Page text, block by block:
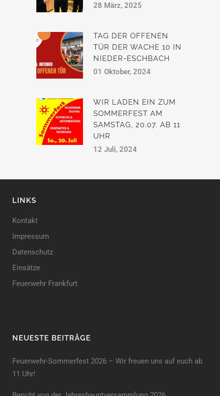
28 März, 2025
TAG DER OFFENEN
TÜR DER WACHE 10 IN
NIEDER-ESCHBACH
01 Oktober, 2024
WIR LADEN EIN ZUM
SOMMERFEST AM
SAMSTAG, 20.07. AB 11
UHR
12 Juli, 2024
LINKS
Kontakt
Impressum
Datenschutz
Einsätze
Feuerwehr Frankfurt
NEUESTE BEITRÄGE
Feuerwehr-Sommerfest 2026 – Wir freuen uns auf euch ab
11 Uhr!